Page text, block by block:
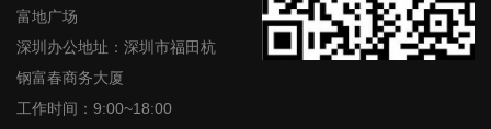
富地广场
深圳办公地址：深圳市福田杭
钢富春商务大厦
工作时间：9:00~18:00